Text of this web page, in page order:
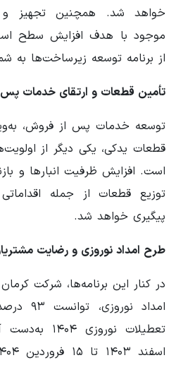
خواهد شد. همچنین تجهیز و
موجود با هدف افزایش سطح
از برنامه توسعه زیرساخت‌ها به
تأمین قطعات و ارتقای خدمات
توسعه خدمات پس از فروش،
قطعات یدکی، یکی دیگر از
است. افزایش ظرفیت انبارها و
پیگیری خواهد شد.
طرح امداد نوروزی و رضایت
در کنار این برنامه‌ها، شرکت
امداد